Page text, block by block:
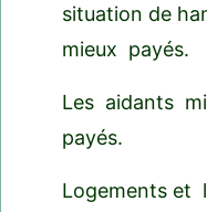
situation de
mieux payés.
Les aidants
payés.
Logements et